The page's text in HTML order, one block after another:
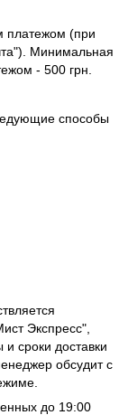
платежом (при
Минимальная
- 500 грн.
способы
Экспресс",
сроки доставки
обсудит с
до 19:00